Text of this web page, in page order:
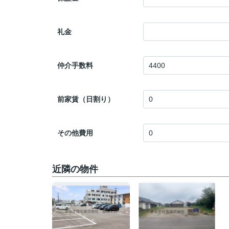
礼金
仲介手数料
前家賃（日割り）
その他費用
近隣の物件